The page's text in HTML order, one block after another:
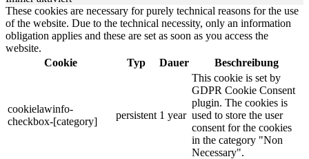
These cookies are necessary for purely technical reasons for the use
of the website. Due to the technical necessity, only an information
obligation applies and these are set as soon as you access the
website.
Cookie
Typ Dauer Beschreibung
cookielawinfo-
checkbox-[category]
persistent 1 year
This cookie is set by
GDPR Cookie Consent
plugin. The cookies is
used to store the user
consent for the cookies
in the category "Non
Necessary".